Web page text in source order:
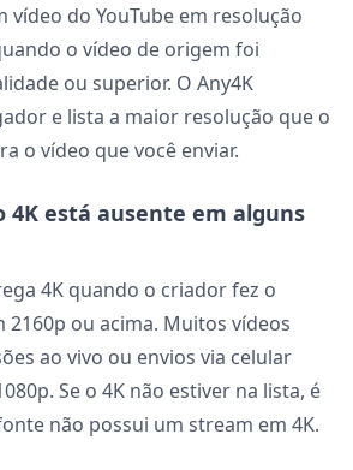
vídeo do YouTube em resolução
o vídeo de origem foi
ou superior. O Any4K
e lista a maior resolução que o
o vídeo que você enviar.
4K está ausente em alguns
4K quando o criador fez o
ou acima. Muitos vídeos
ao vivo ou envios via celular
Se o 4K não estiver na lista, é
não possui um stream em 4K.